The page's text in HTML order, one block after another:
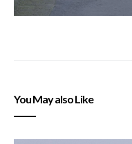
You May also Like